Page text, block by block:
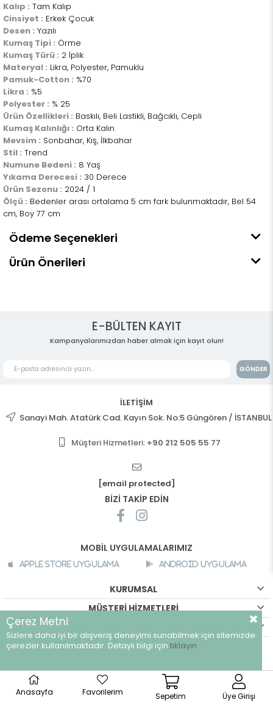
Kalıp : Tam Kalıp
Cinsiyet : Erkek Çocuk
Desen : Yazılı
Kumaş Tipi : Örme
Kumaş Türü : 2 İplik
Materyal : Likra, Polyester, Pamuklu
Pamuk-Cotton : %70
Likra : %5
Polyester : % 25
Ürün Özellikleri : Baskılı, Beli Lastikli, Bağcıklı, Cepli
Kumaş Kalınlığı : Orta Kalın
Mevsim : Sonbahar, Kış, İlkbahar
Stil : Trend
Numune Bedeni : 8 Yaş
Yıkama Derecesi : 30 Derece
Ürün Sezonu : 2024 / 1
Ölçü : Bedenler arası ortalama 5 cm fark bulunmaktadır, Bel 54
cm, Boy 77 cm
Ödeme Seçenekleri
Ürün Önerileri
E-BÜLTEN KAYIT
Kampanyalarımızdan haber almak için kayıt olun!
GÖNDER
İLETİŞİM
Sanayi Mah. Atatürk Cad. Kayın Sok. No:5 Güngören / İSTANBUL
Müşteri Hizmetleri: +90 212 505 55 77
[email protected]
BİZİ TAKİP EDİN
MOBİL UYGULAMALARIMIZ
Apple Store Uygulama Android Uygulama
KURUMSAL
MÜŞTERİ HİZMETLERİ
©breeze.com.tr - Tüm hakları saklıdır.
Anasayfa Favorilerim Sepetim Üye Girişi
Çerez Metni
Sizlere daha iyi bir alışveriş deneyimi sunabilmek için sitemizde
çerezler kullanılmaktadır. Detaylı bilgi için tıklayın